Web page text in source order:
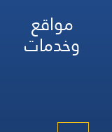
مواقع
وخدمات